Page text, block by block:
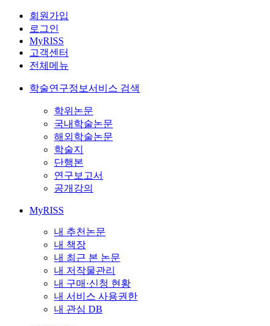
회원가입
로그인
MyRISS
고객센터
전체메뉴
학술연구정보서비스 검색
학위논문
국내학술논문
해외학술논문
학술지
단행본
연구보고서
공개강의
MyRISS
내 추천논문
내 책장
내 최근 본 논문
내 저작물관리
내 구매·신청 현황
내 서비스 사용권한
내 관심 DB